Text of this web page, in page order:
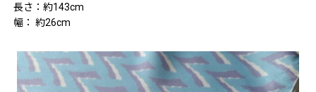
長さ：約143cm
幅： 約26cm